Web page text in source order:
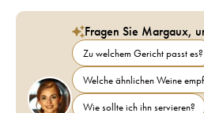
Fragen Sie Margaux,
Zu welchem Gericht passt es?
Welche ähnlichen Weine
Wie sollte ich ihn servieren?